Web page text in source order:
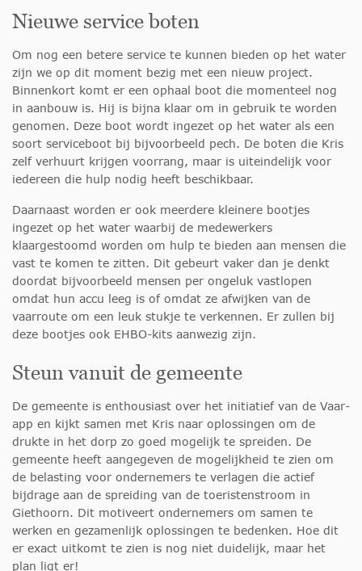
Nieuwe service boten
Om nog een betere service te kunnen bieden op het water
zijn we op dit moment bezig met een nieuw project.
Binnenkort komt er een ophaal boot die momenteel nog
in aanbouw is. Hij is bijna klaar om in gebruik te worden
genomen. Deze boot wordt ingezet op het water als een
soort serviceboot bij bijvoorbeeld pech. De boten die Kris
zelf verhuurt krijgen voorrang, maar is uiteindelijk voor
iedereen die hulp nodig heeft beschikbaar.
Daarnaast worden er ook meerdere kleinere bootjes
ingezet op het water waarbij de medewerkers
klaargestoomd worden om hulp te bieden aan mensen die
vast te komen te zitten. Dit gebeurt vaker dan je denkt
doordat bijvoorbeeld mensen per ongeluk vastlopen
omdat hun accu leeg is of omdat ze afwijken van de
vaarroute om een leuk stukje te verkennen. Er zullen bij
deze bootjes ook EHBO-kits aanwezig zijn.
Steun vanuit de gemeente
De gemeente is enthousiast over het initiatief van de Vaar-
app en kijkt samen met Kris naar oplossingen om de
drukte in het dorp zo goed mogelijk te spreiden. De
gemeente heeft aangegeven de mogelijkheid te zien om
de belasting voor ondernemers te verlagen die actief
bijdrage aan de spreiding van de toeristenstroom in
Giethoorn. Dit motiveert ondernemers om samen te
werken en gezamenlijk oplossingen te bedenken. Hoe dit
er exact uitkomt te zien is nog niet duidelijk, maar het
plan ligt er!